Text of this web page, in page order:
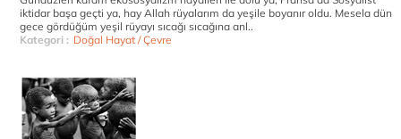
iktidar başa geçti ya, hay Allah rüyalarım da yeşile boyanır oldu. Mesela dün
gece gördüğüm yeşil rüyayı sıcağı sıcağına anl..
Kategori : Doğal Hayat / Çevre